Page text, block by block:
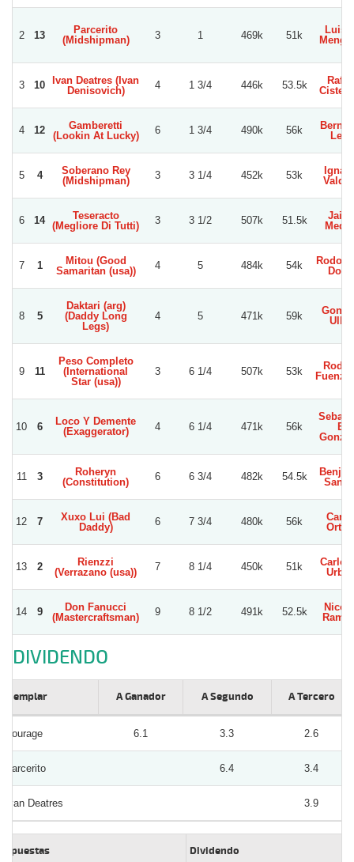
2 13
Parcerito
(Midshipman)
3 1 469k 51k
Luis
3 10
Ivan Deatres (Ivan
Denisovich)
4 1 3/4 446k 53.5k
4 12
Gamberetti
(Lookin At Lucky)
6 1 3/4 490k 56k
Leon
5 4
Soberano Rey
(Midshipman)
3 3 1/4 452k 53k
6 14
Teseracto
(Megliore Di Tutti)
3 3 1/2 507k 51.5k
7 1
Mitou (Good
Samaritan (usa))
4 5 484k 54k
8 5
Daktari (arg)
(Daddy Long
Legs)
4 5 471k 59k
Ulloa
9 11
Peso Completo
(International
Star (usa))
3 6 1/4 507k 53k
10 6
Loco Y Demente
(Exaggerator)
4 6 1/4 471k 56k
E.
11 3
Roheryn
(Constitution)
6 6 3/4 482k 54.5k
12 7
Xuxo Lui (Bad
Daddy)
6 7 3/4 480k 56k
13 2
Rienzzi
(Verrazano (usa))
7 8 1/4 450k 51k
Carlos
14 9
Don Fanucci
(Mastercraftsman)
9 8 1/2 491k 52.5k
DIVIDENDO
Ejemplar A Ganador A Segundo A Tercero
Courage 6.1 3.3 2.6
Parcerito 6.4 3.4
Ivan Deatres 3.9
Apuestas Dividendo